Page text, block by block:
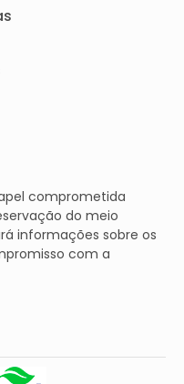
comprometida
do meio
informações sobre os
com a